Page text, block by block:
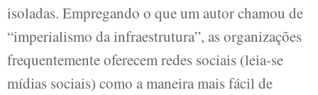
isoladas. Empregando o que um autor chamou de
“imperialismo da infraestrutura”, as organizações
frequentemente oferecem redes sociais (leia-se
mídias sociais) como a maneira mais fácil de